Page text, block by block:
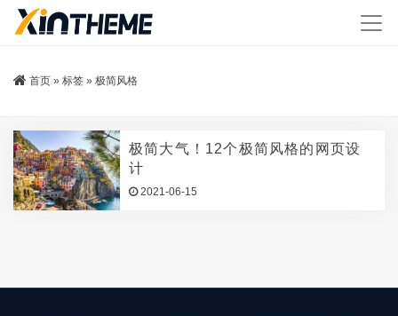
首页 » 标签 » 极简风格
极简大气！12个极简风格的网页设
计
2021-06-15